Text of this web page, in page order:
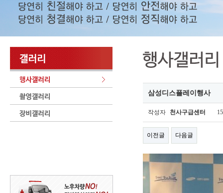
삼성디스플레이행사
작성자 천사구급센터
이전글 다음글